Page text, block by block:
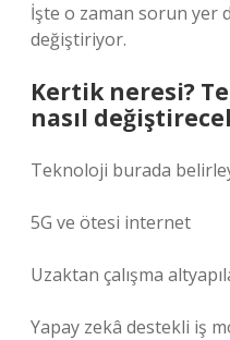
İşte o zaman sorun yer
değiştiriyor.
Kertik neresi?
nasıl
Teknoloji burada
5G ve ötesi internet
Uzaktan çalışma
Yapay zekâ destekli iş